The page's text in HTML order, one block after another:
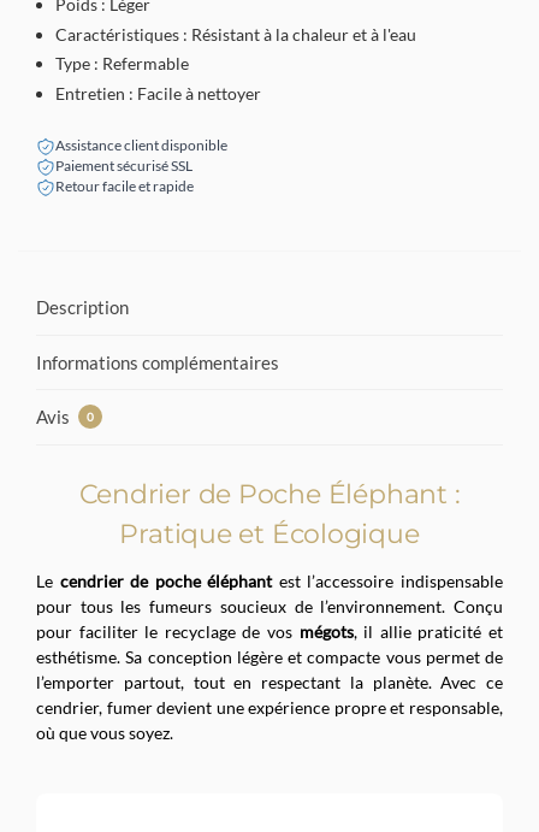
Caractéristiques : Résistant à la chaleur et à l'eau
Type : Refermable
Entretien : Facile à nettoyer
Assistance client disponible
Paiement sécurisé SSL
Retour facile et rapide
Description
Informations complémentaires
Avis 0
Cendrier de Poche Éléphant :
Pratique et Écologique
Le cendrier de poche éléphantest l’accessoire indispensable
pour tous les fumeurs soucieux de l’environnement. Conçu
pour faciliter le recyclage de vos mégots, il allie praticité et
esthétisme. Sa conception légère et compacte vous permet de
l’emporter partout, tout en respectant la planète. Avec ce
cendrier, fumer devient une expérience propre et responsable,
où que vous soyez.